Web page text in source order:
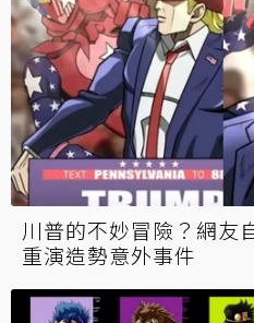
川普的不妙冒險？網友
重演造勢意外事件